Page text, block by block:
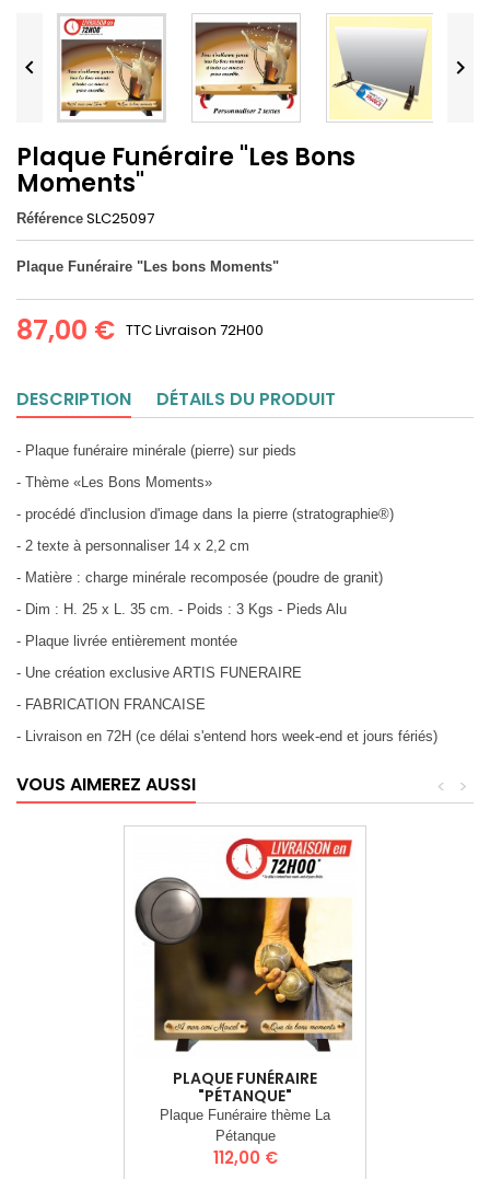
 
Plaque Funéraire "Les Bons
Moments"
Référence SLC25097
Plaque Funéraire "Les bons Moments"
87,00 € TTCLivraison 72H00
DESCRIPTION DÉTAILS DU PRODUIT
- Plaque funéraire minérale (pierre) sur pieds
- Thème «Les Bons Moments»
- procédé d'inclusion d'image dans la pierre (stratographie®)
- 2 texte à personnaliser 14 x 2,2 cm
- Matière : charge minérale recomposée (poudre de granit)
- Dim : H. 25 x L. 35 cm. - Poids : 3 Kgs - Pieds Alu
- Plaque livrée entièrement montée
- Une création exclusive ARTIS FUNERAIRE
- FABRICATION FRANCAISE
- Livraison en 72H (ce délai s'entend hors week-end et jours fériés)
VOUS AIMEREZ AUSSI >
<
PLAQUE FUNÉRAIRE
"PÉTANQUE"
Plaque Funéraire thème La
Pétanque
Prix
112,00 €